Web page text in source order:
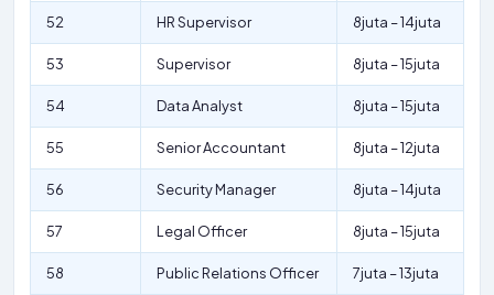
52 HR Supervisor 8juta – 14juta
53 Supervisor 8juta – 15juta
54 Data Analyst 8juta – 15juta
55 Senior Accountant 8juta – 12juta
56 Security Manager 8juta – 14juta
57 Legal Officer 8juta – 15juta
58 Public Relations Officer 7juta – 13juta